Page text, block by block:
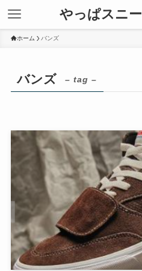
やっぱスニ
ホーム バンズ
バンズ – tag –